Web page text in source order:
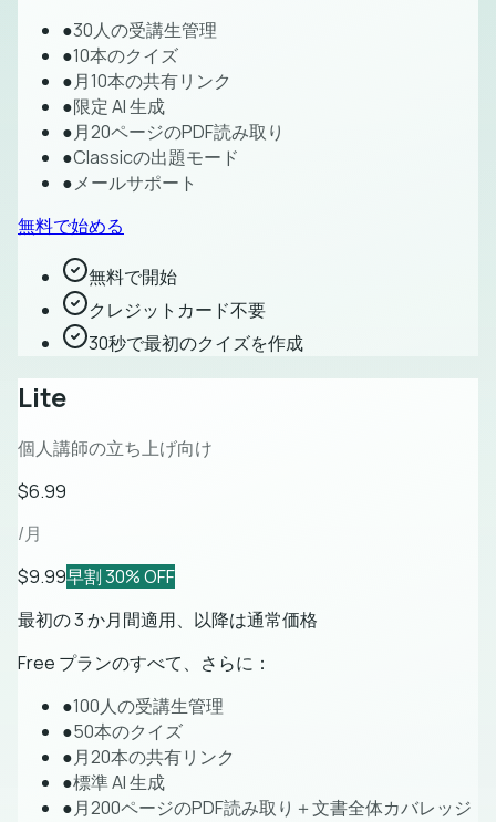
●30人の受講生管理
●10本のクイズ
●月10本の共有リンク
●限定 AI 生成
●月20ページのPDF読み取り
●Classicの出題モード
●メールサポート
無料で始める
無料で開始
クレジットカード不要
30秒で最初のクイズを作成
Lite
個人講師の立ち上げ向け
$6.99
/月
$9.99早割 30% OFF
最初の 3 か月間適用、以降は通常価格
Free プランのすべて、さらに：
●100人の受講生管理
●50本のクイズ
●月20本の共有リンク
●標準 AI 生成
●月200ページのPDF読み取り＋文書全体カバレッジ